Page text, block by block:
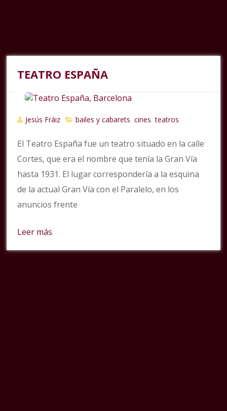
TEATRO ESPAÑA
Jesús Fráiz bailes y cabarets ,cines ,teatros
El Teatro España fue un teatro situado en la calle
Cortes, que era el nombre que tenía la Gran Vía
hasta 1931. El lugar correspondería a la esquina
de la actual Gran Vía con el Paralelo, en los
anuncios frente
Leer más